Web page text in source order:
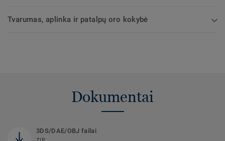
Tvarumas, aplinka ir patalpų oro kokybė
Dokumentai
3DS/DAE/OBJ failai